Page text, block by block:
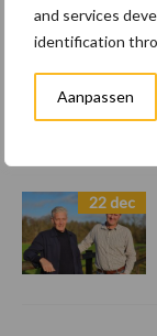
and services
identification
Aanpassen
22 dec